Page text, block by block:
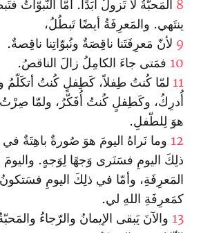
8 المَحبّةُ لا تَزولُ أبَدًا. أمّا النّبوّاتُ
ينتَهي. والمَعرِفَةُ أيضًا تَبطُلُ،
9 لأنّ مَعرِفَتَنا ناقِصَةٌ ونُبوّاتِنا ناقِصةٌ.
10 فمَتى جاءَ الكامِلُ زالَ الناقصُ.
11 لمّا كُنتُ طِفلاً، كَطِفلٍ كُنتُ
أُدرِكُ، وكَطِفلٍ كُنتُ أُفَكّرُ، ولمّا صِرْتُ
هوَ لِلطّفلِ.
12 وما نَراهُ اليومَ هوَ صُورةٌ باهِتَةٌ
ذلِكَ اليومِ فسَنَرى وَجهًا لِوَجهٍ.
المَعرِفَةِ، وأمّا في ذلِكَ اليومِ
كمَعرِفَةِ اللهِ لي.
13 والآنَ يَبقى الإيمانُ والرّجاءُ